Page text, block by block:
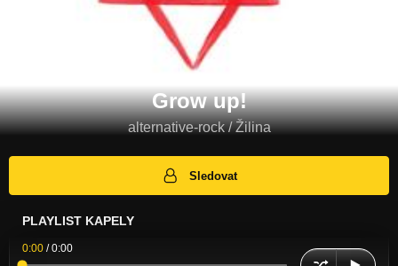
Grow up!
alternative-rock / Žilina
Sledovat
PLAYLIST KAPELY
0:00 /0:00